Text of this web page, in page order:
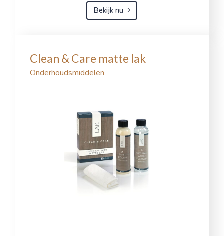
Bekijk nu
Clean & Care matte lak
Onderhoudsmiddelen